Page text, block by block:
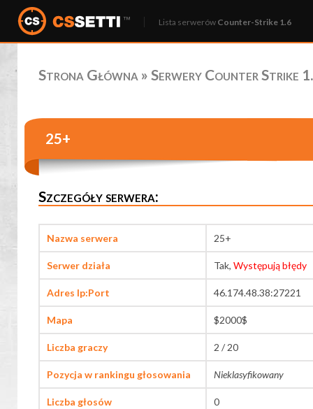
Lista serwerów Counter-Strike 1.6
Strona Główna » Serwery Counter Strike
25+
Szczegóły serwera:
Nazwa serwera 25+
Serwer działa Tak, Występują błędy
Adres Ip:Port 46.174.48.38:27221
Mapa $2000$
Liczba graczy 2 / 20
Pozycja w rankingu głosowania Nieklasyfikowany
Liczba głosów 0